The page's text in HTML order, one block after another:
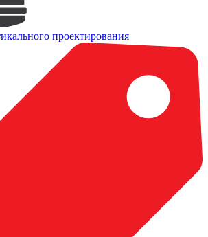
проектирования